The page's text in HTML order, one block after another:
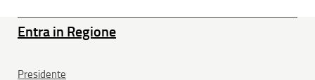
Entra in Regione
Presidente